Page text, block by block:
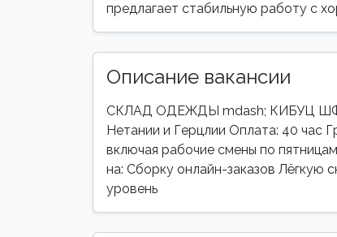
предлагает стабильную работу с
Описание вакансии
СКЛАД ОДЕЖДЫ mdash; КИБУЦ
Нетании и Герцлии Оплата: 40 час
включая рабочие смены по
на: Сборку онлайн-заказов Лёгкую
уровень